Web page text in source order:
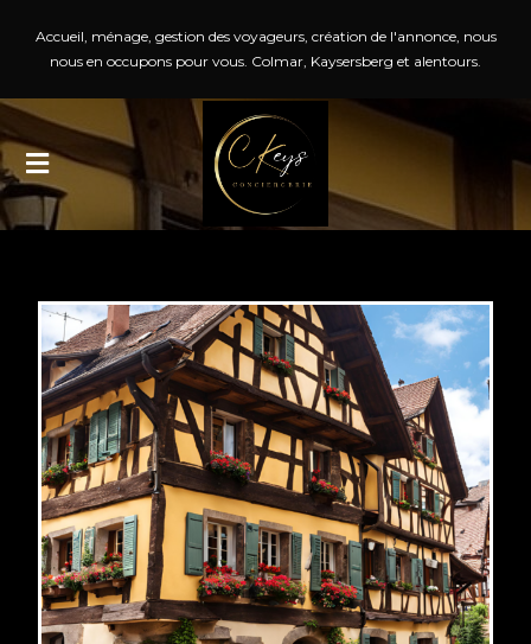
Accueil, ménage, gestion des voyageurs, création de l'annonce, nous
nous en occupons pour vous. Colmar, Kaysersberg et alentours.